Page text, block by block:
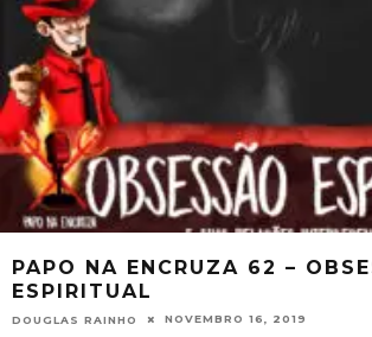
PAPO NA ENCRUZA 62 –
ESPIRITUAL
DOUGLAS RAINHO NOVEMBRO 16, 2019